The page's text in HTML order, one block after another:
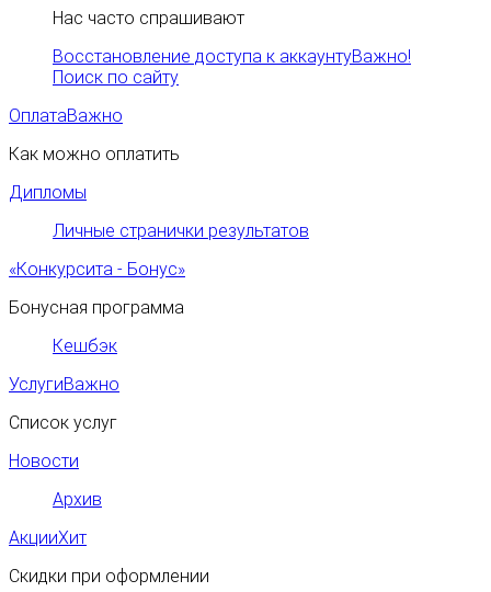
Нас часто спрашивают
Восстановление доступа к аккаунтуВажно!
Поиск по сайту
ОплатаВажно
Как можно оплатить
Дипломы
Личные странички результатов
«Конкурсита - Бонус»
Бонусная программа
Кешбэк
УслугиВажно
Список услуг
Новости
Архив
АкцииХит
Скидки при оформлении